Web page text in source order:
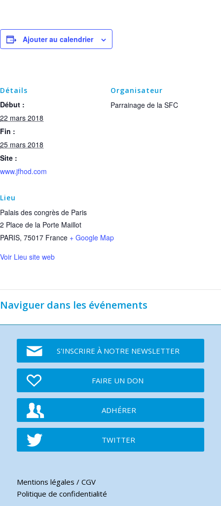
Ajouter au calendrier
Détails
Début :
22 mars 2018
Fin :
25 mars 2018
Site :
www.jfhod.com
Lieu
Palais des congrès de Paris
2 Place de la Porte Maillot
PARIS, 75017 France + Google Map
Voir Lieu site web
Organisateur
Parrainage de la SFC
Naviguer dans les événements
S'INSCRIRE À NOTRE NEWSLETTER
FAIRE UN DON
ADHÉRER
TWITTER
Mentions légales / CGV
Politique de confidentialité